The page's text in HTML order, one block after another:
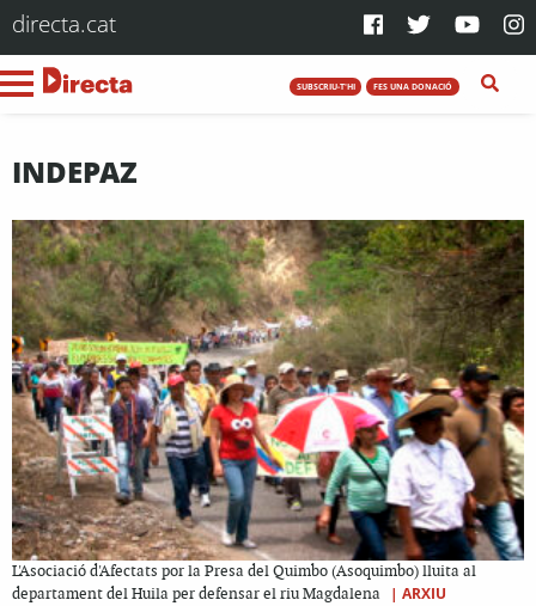
directa.cat
SUBSCRIU-T'HI FES UNA DONACIÓ
INDEPAZ
L'Asociació d'Afectats por la Presa del Quimbo (Asoquimbo) lluita al
departament del Huila per defensar el riu Magdalena
| ARXIU